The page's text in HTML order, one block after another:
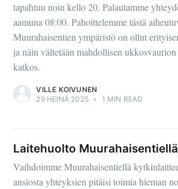
tapahtuu noin kello 20. Palautamme
aamuna 08:00. Pahoittelemme tästä
Muurahaisentien ympäristö on ollut
ja näin vältetään mahdollisen
katkos.
VILLE KOIVUNEN
29 HEINÄ 2025 • 1 MIN READ
Laitehuolto Muurahaisentiellä
Vaihdoimme Muurahaisentiellä
ansiosta yhteyksien pitäisi toimia hieman